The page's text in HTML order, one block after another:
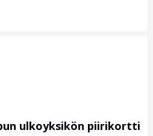
ulkoyksikön piirikortti